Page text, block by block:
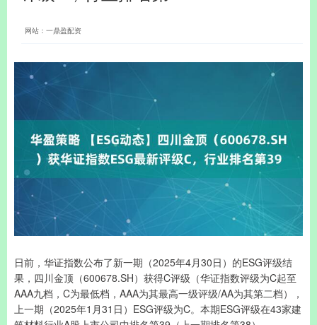
网站：一鼎盈配资
日前，华证指数公布了新一期（2025年4月30日）的ESG评级结
果，四川金顶（600678.SH）获得C评级（华证指数评级为C起至
AAA九档，C为最低档，AAA为其最高一级评级/AA为其第二档），
上一期（2025年1月31日）ESG评级为C。本期ESG评级在43家建